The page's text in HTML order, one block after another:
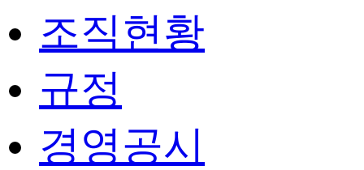
조직현황
규정
경영공시